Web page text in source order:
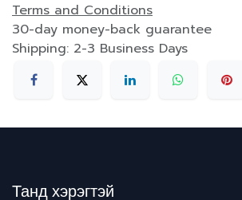
Terms and Conditions
30-day money-back guarantee
Shipping: 2-3 Business Days
Танд хэрэгтэй